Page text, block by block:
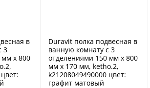
в
3
х 800
Duravit полка подвесная в
ванную комнату с 3
отделениями 150 мм х 800
мм х 170 мм, ketho.2,
k21208049490000 цвет:
графит матовый